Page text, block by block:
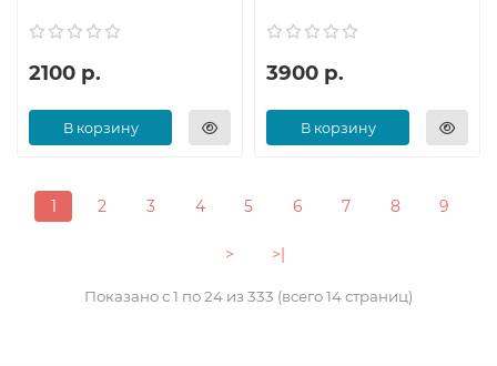
2100 р.
В корзину
3900 р.
В корзину
1 2 3 4 5 6 7 8 9
> >|
Показано с 1 по 24 из 333 (всего 14 страниц)